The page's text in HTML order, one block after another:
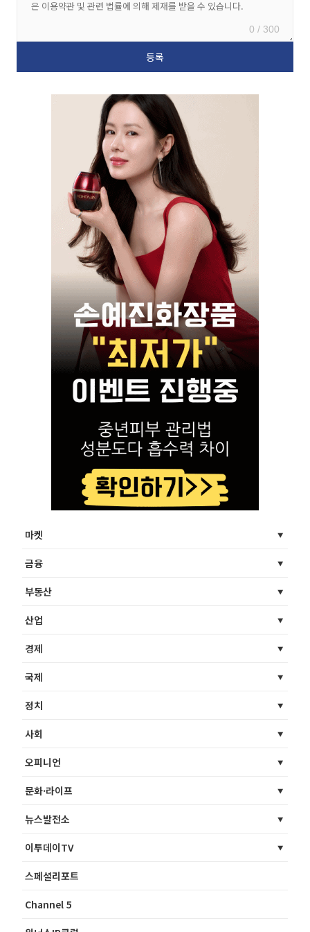
0 / 300
마켓
금융
부동산
산업
경제
국제
정치
사회
오피니언
문화·라이프
뉴스발전소
이투데이TV
스페셜리포트
Channel 5